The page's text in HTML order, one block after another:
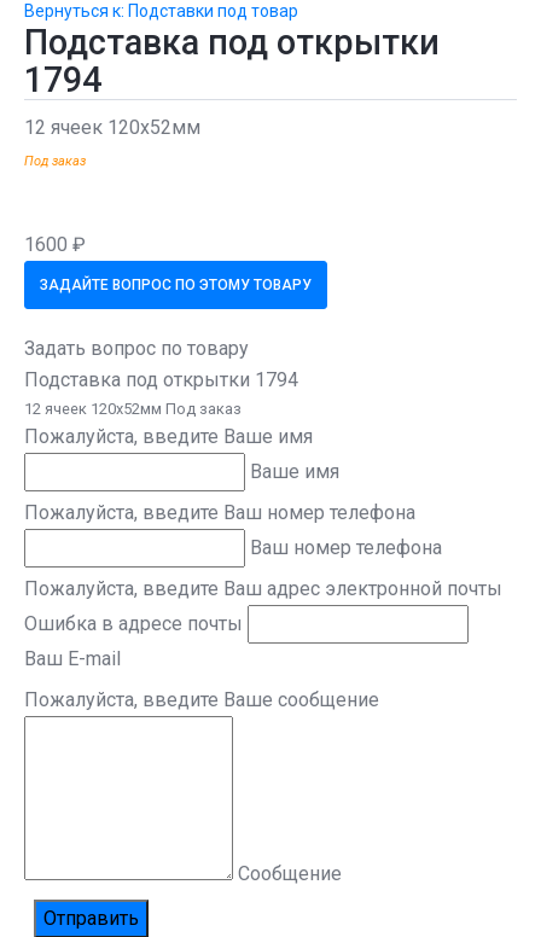
Вернуться к: Подставки под товар
Подставка под открытки
1794
12 ячеек 120х52мм
Под заказ
1600 ₽
ЗАДАЙТЕ ВОПРОС ПО ЭТОМУ ТОВАРУ
Задать вопрос по товару
Подставка под открытки 1794
12 ячеек 120х52мм Под заказ
Пожалуйста, введите Ваше имя
Ваше имя
Пожалуйста, введите Ваш номер телефона
Ваш номер телефона
Пожалуйста, введите Ваш адрес электронной почты
Ошибка в адресе почты
Ваш E-mail
Пожалуйста, введите Ваше сообщение
Сообщение